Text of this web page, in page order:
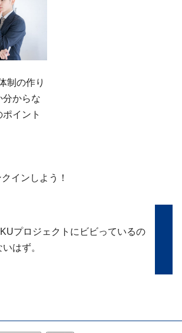
制の作り
分からな
イント
インしよう！
プロジェクトにビビっているの
はず。